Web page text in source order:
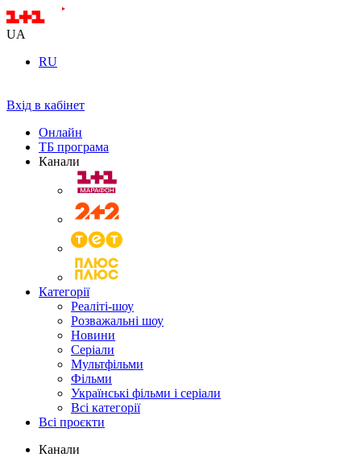
UA
RU
Вхід в кабінет
Онлайн
ТБ програма
Канали
Категорії
Реаліті-шоу
Розважальні шоу
Новини
Серіали
Мультфільми
Фільми
Українські фільми і серіали
Всі категорії
Всі проєкти
Канали